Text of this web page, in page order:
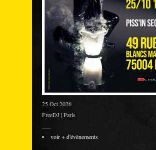
25 Oct 2026
FreeDJ | Paris
voir + d'évènements